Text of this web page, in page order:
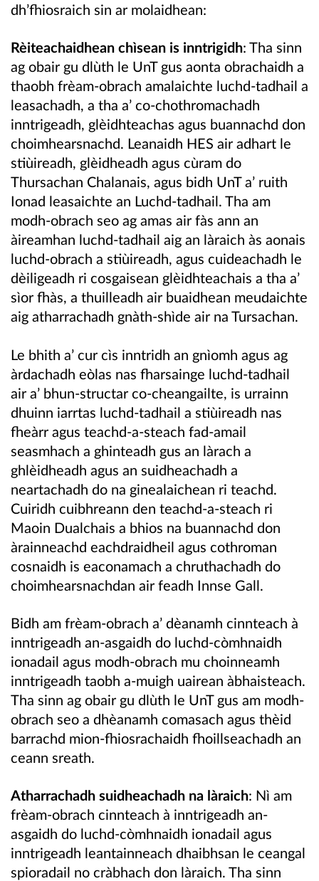
dh’fhiosraich sin ar molaidhean:
Rèiteachaidhean chìsean is inntrigidh: Tha sinn
ag obair gu dlùth le UnT gus aonta obrachaidh a
thaobh frèam-obrach amalaichte luchd-tadhail a
leasachadh, a tha a’ co-chothromachadh
inntrigeadh, glèidhteachas agus buannachd don
choimhearsnachd. Leanaidh HES air adhart le
stiùireadh, glèidheadh agus cùram do
Thursachan Chalanais, agus bidh UnT a’ ruith
Ionad leasaichte an Luchd-tadhail. Tha am
modh-obrach seo ag amas air fàs ann an
àireamhan luchd-tadhail aig an làraich às aonais
luchd-obrach a stiùireadh, agus cuideachadh le
dèiligeadh ri cosgaisean glèidhteachais a tha a’
sìor fhàs, a thuilleadh air buaidhean meudaichte
aig atharrachadh gnàth-shìde air na Tursachan.
Le bhith a’ cur cìs inntridh an gnìomh agus ag
àrdachadh eòlas nas fharsainge luchd-tadhail
air a’ bhun-structar co-cheangailte, is urrainn
dhuinn iarrtas luchd-tadhail a stiùireadh nas
fheàrr agus teachd-a-steach fad-amail
seasmhach a ghinteadh gus an làrach a
ghlèidheadh agus an suidheachadh a
neartachadh do na ginealaichean ri teachd.
Cuiridh cuibhreann den teachd-a-steach ri
Maoin Dualchais a bhios na buannachd don
àrainneachd eachdraidheil agus cothroman
cosnaidh is eaconamach a chruthachadh do
choimhearsnachdan air feadh Innse Gall.
Bidh am frèam-obrach a’ dèanamh cinnteach à
inntrigeadh an-asgaidh do luchd-còmhnaidh
ionadail agus modh-obrach mu choinneamh
inntrigeadh taobh a-muigh uairean àbhaisteach.
Tha sinn ag obair gu dlùth le UnT gus am modh-
obrach seo a dhèanamh comasach agus thèid
barrachd mion-fhiosrachaidh fhoillseachadh an
ceann sreath.
Atharrachadh suidheachadh na làraich: Nì am
frèam-obrach cinnteach à inntrigeadh an-
asgaidh do luchd-còmhnaidh ionadail agus
inntrigeadh leantainneach dhaibhsan le ceangal
spioradail no cràbhach don làraich. Tha sinn